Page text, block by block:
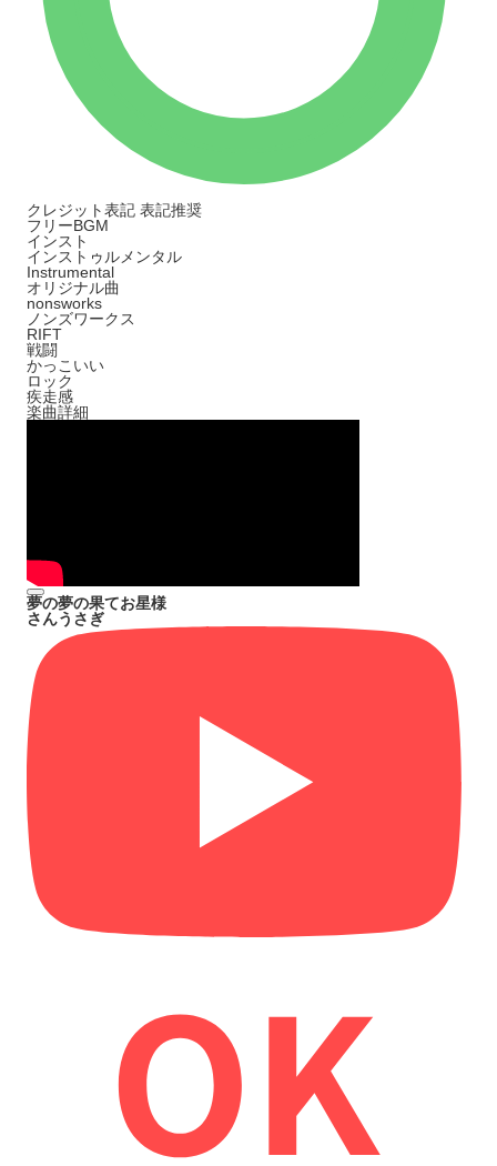
クレジット表記 表記推奨
フリーBGM
インスト
インストゥルメンタル
Instrumental
オリジナル曲
nonsworks
ノンズワークス
RIFT
戦闘
かっこいい
ロック
疾走感
楽曲詳細
夢の夢の果てお星様
さんうさぎ